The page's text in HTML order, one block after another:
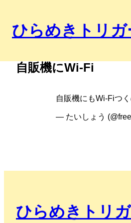
ひらめきトリガ
自販機にWi-Fi
自販機にもWi-Fiつ
— たいしょう
ひらめきトリ